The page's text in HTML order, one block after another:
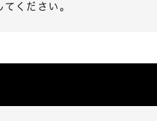
ください。